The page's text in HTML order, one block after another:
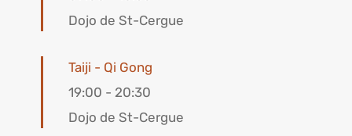
Dojo de St-Cergue
Taiji - Qi Gong
19:00 - 20:30
Dojo de St-Cergue